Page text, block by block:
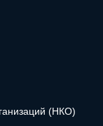
(НКО)